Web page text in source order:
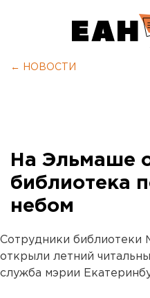
← НОВОСТИ
На Эльмаше
библиотека
небом
Сотрудники
открыли летний
служба мэрии